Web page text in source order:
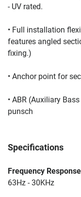
- UV rated.
• Full installation
features angled
fixing.)
• Anchor point for
• ABR (Auxiliary
punsch
Specifications
Frequency Response
63Hz - 30KHz